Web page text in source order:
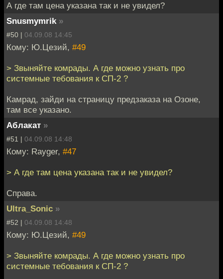
А где там цена указана так и не увидел?
Snusmymrik »
#50 | 04.09.08 14:45
Кому: Ю.Цезий, #49
> Звыняйте комрады. А где можно узнать про
системные тебования к СП-2 ?
Камрад, зайди на страницу предзаказа на Озоне,
там все указано.
Аблакат »
#51 | 04.09.08 14:48
Кому: Rayger, #47
> А где там цена указана так и не увидел?
Справа.
Ultra_Sonic »
#52 | 04.09.08 14:48
Кому: Ю.Цезий, #49
> Звыняйте комрады. А где можно узнать про
системные тебования к СП-2 ?